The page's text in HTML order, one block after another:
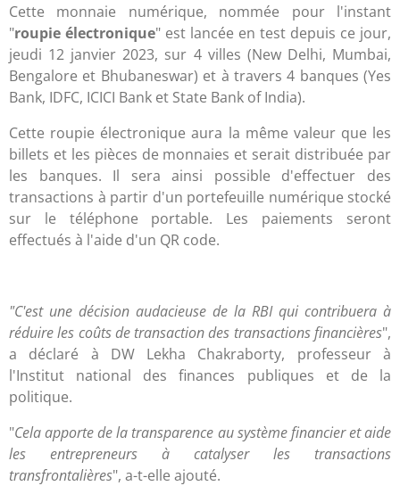
Cette monnaie numérique, nommée pour l'instant
"roupie électronique" est lancée en test depuis ce jour,
jeudi 12 janvier 2023, sur 4 villes (New Delhi, Mumbai,
Bengalore et Bhubaneswar) et à travers 4 banques (Yes
Bank, IDFC, ICICI Bank et State Bank of India).
Cette roupie électronique aura la même valeur que les
billets et les pièces de monnaies et serait distribuée par
les banques. Il sera ainsi possible d'effectuer des
transactions à partir d'un portefeuille numérique stocké
sur le téléphone portable. Les paiements seront
effectués à l'aide d'un QR code.
"C'est une décision audacieuse de la RBI qui contribuera à
réduire les coûts de transaction des transactions financières",
a déclaré à DW Lekha Chakraborty, professeur à
l'Institut national des finances publiques et de la
politique.
"Cela apporte de la transparence au système financier et aide
les entrepreneurs à catalyser les transactions
transfrontalières", a-t-elle ajouté.